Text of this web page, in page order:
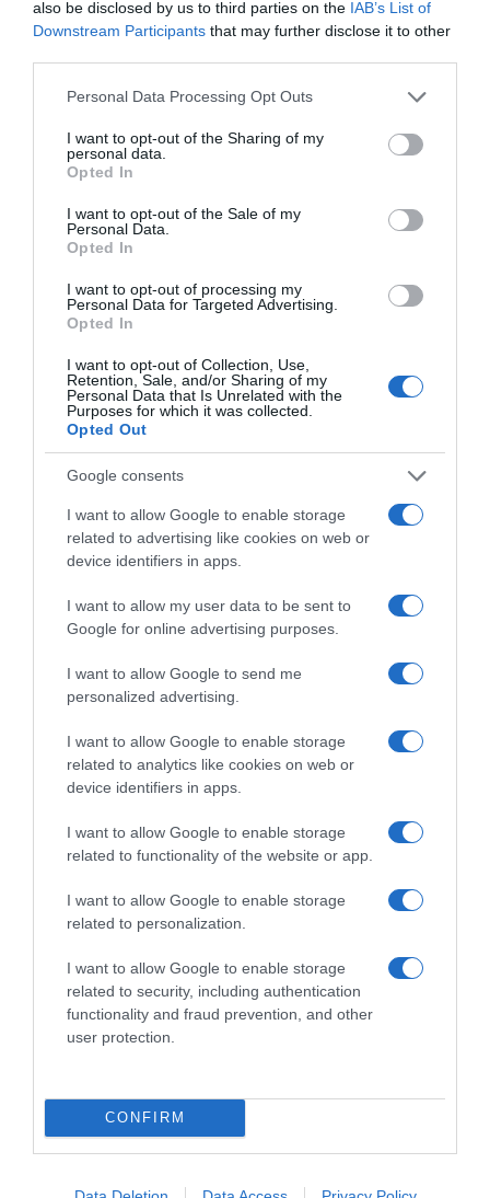
also be disclosed by us to third parties on the IAB’s List of
Downstream Participants that may further disclose it to other
Please note that this website/app uses one or more Google
not limited to your visit or usage behaviour. You may click to
grant or deny consent to Google and its third-party tags to
use your data for below specified purposes in below Google
consent section.
Personal Data Processing Opt Outs
I want to opt-out of the Sharing of my
personal data.
Opted In
I want to opt-out of the Sale of my
Personal Data.
Opted In
I want to opt-out of processing my
Personal Data for Targeted Advertising.
Opted In
I want to opt-out of Collection, Use,
Retention, Sale, and/or Sharing of my
Personal Data that Is Unrelated with the
Purposes for which it was collected.
Opted Out
Google consents
I want to allow Google to enable storage
related to advertising like cookies on web or
device identifiers in apps.
I want to allow my user data to be sent to
Google for online advertising purposes.
I want to allow Google to send me
personalized advertising.
I want to allow Google to enable storage
related to analytics like cookies on web or
device identifiers in apps.
I want to allow Google to enable storage
related to functionality of the website or app.
I want to allow Google to enable storage
related to personalization.
I want to allow Google to enable storage
related to security, including authentication
functionality and fraud prevention, and other
user protection.
CONFIRM
ΔΙΑΒΑΣΤΕ ΚΑΙ ΤΑ ΠΑΡΑΚΑΤΩ
Ο καιρός των επομένων ημερών: Κανονικός
Αύγουστος με δυνατούς βοριάδες και σταδιακή
άνοδο της θερμοκρασίας
Ορθόδοξοι υπάρχουν και στα Βαλκάνια, κύριοι του
Το φαρμακείο των διακοπών: Ο πλήρης οδηγός για
ασφαλείς εξορμήσεις και τα απαραίτητα Πρώτων
Προβληματισμός για την εξωτερική πολιτική
Ήλιος και μάτια: Ο αόρατος κίνδυνος του
καλοκαιριού για την όραση
ΤΟ ΠΑΡΟΝ: Ρυθμιστής ο Αντώνης Σαμαράς – Απειλή
για ΝΔ
ΤΟ ΒΙΒΛΙΟ ΣΤΟ “Π”